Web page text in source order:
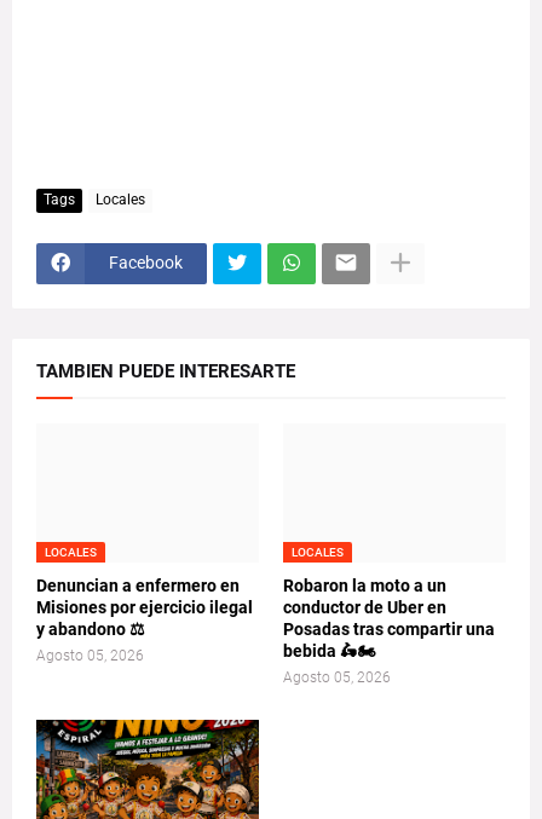
Tags Locales
Facebook
TAMBIEN PUEDE INTERESARTE
LOCALES
Denuncian a enfermero en
Misiones por ejercicio ilegal
y abandono ⚖️
Agosto 05, 2026
LOCALES
Robaron la moto a un
conductor de Uber en
Posadas tras compartir una
bebida 🛵🏍️
Agosto 05, 2026